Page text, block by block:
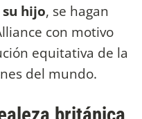
hijo, se hagan
con motivo
equitativa de la
del mundo.